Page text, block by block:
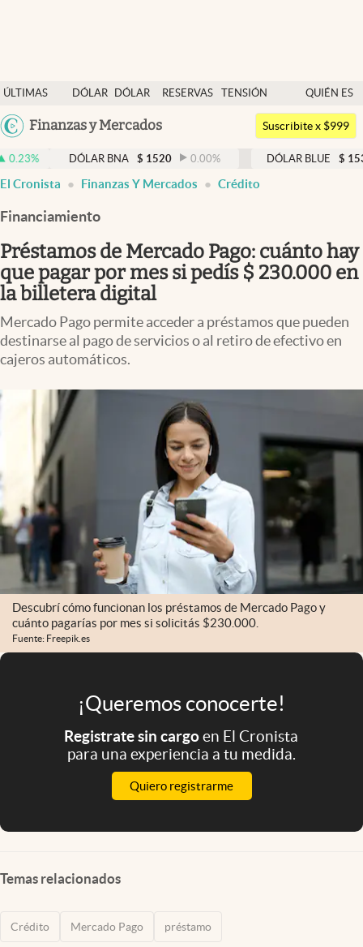
ÚLTIMAS
NOTICIAS
DÓLAR
DÓLAR
RESERVAS
TENSIÓN
GEOPOLÍTICA
QUIÉN ES
QUIÉN
Argentina
Uruguay
Finanzas y Mercados
Dólar
Members
Economía y Política
Finanzas y Mercados
Mercados Online
Negocios
Columnistas
Apertura
Mundial 2026
Eventos Corporativos
El Cronista Studio
Mediakit
abre en nueva pestaña
Argentina
Suscribite x $999
DÓLAR BNA $ 1520 0.00% DÓLAR BLUE $ 1530 -
El Cronista Finanzas Y Mercados Crédito
Financiamiento
Préstamos de Mercado Pago: cuánto hay
que pagar por mes si pedís $ 230.000 en
la billetera digital
Mercado Pago permite acceder a préstamos que pueden
destinarse al pago de servicios o al retiro de efectivo en
cajeros automáticos.
Descubrí cómo funcionan los préstamos de Mercado Pago y
cuánto pagarías por mes si solicitás $230.000.
Fuente: Freepik.es
¡Queremos conocerte!
Registrate sin cargoen El Cronista
para una experiencia a tu medida.
Quiero registrarme
Temas relacionados
Crédito Mercado Pago préstamo